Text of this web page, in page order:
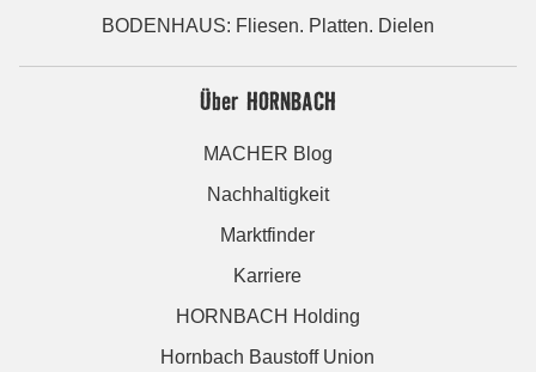
BODENHAUS: Fliesen. Platten. Dielen
Über HORNBACH
MACHER Blog
Nachhaltigkeit
Marktfinder
Karriere
HORNBACH Holding
Hornbach Baustoff Union